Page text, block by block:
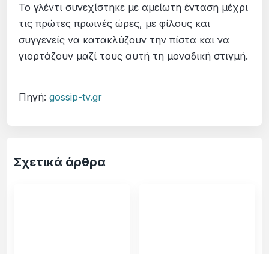
Το γλέντι συνεχίστηκε με αμείωτη ένταση μέχρι
τις πρώτες πρωινές ώρες, με φίλους και
συγγενείς να κατακλύζουν την πίστα και να
γιορτάζουν μαζί τους αυτή τη μοναδική στιγμή.
Πηγή:gossip-tv.gr
Σχετικά άρθρα